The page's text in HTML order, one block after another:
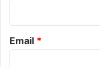
Email *